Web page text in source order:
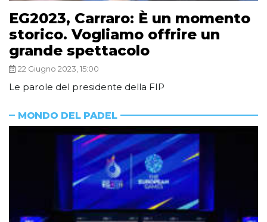
EG2023, Carraro: È un momento
storico. Vogliamo offrire un
grande spettacolo
22 Giugno 2023, 15:00
Le parole del presidente della FIP
MONDO DEL PADEL